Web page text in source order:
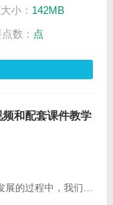
究近代中国的基本
起进入探究活动。
小： 142MB
数： 点
和配套课件教学
的过程中，我们要